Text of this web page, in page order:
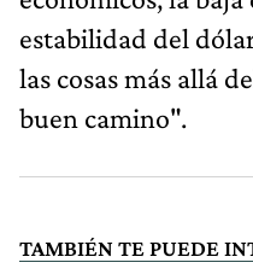
estabilidad del
las cosas más allá
buen camino".
TAMBIÉN TE PUEDE